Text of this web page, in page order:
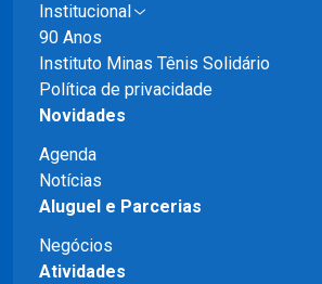
Institucional
90 Anos
Instituto Minas Tênis Solidário
Política de privacidade
Novidades
Agenda
Notícias
Aluguel e Parcerias
Negócios
Atividades